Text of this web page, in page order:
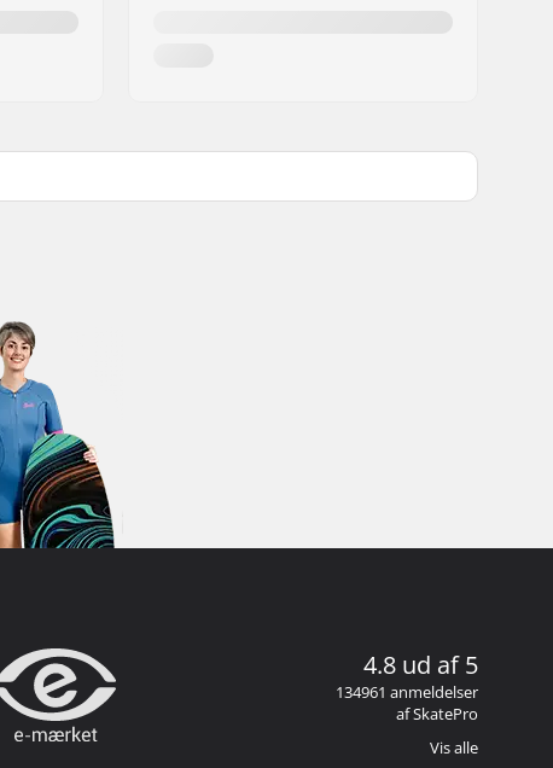
4.8 ud af 5
134961 anmeldelser
af SkatePro
Vis alle